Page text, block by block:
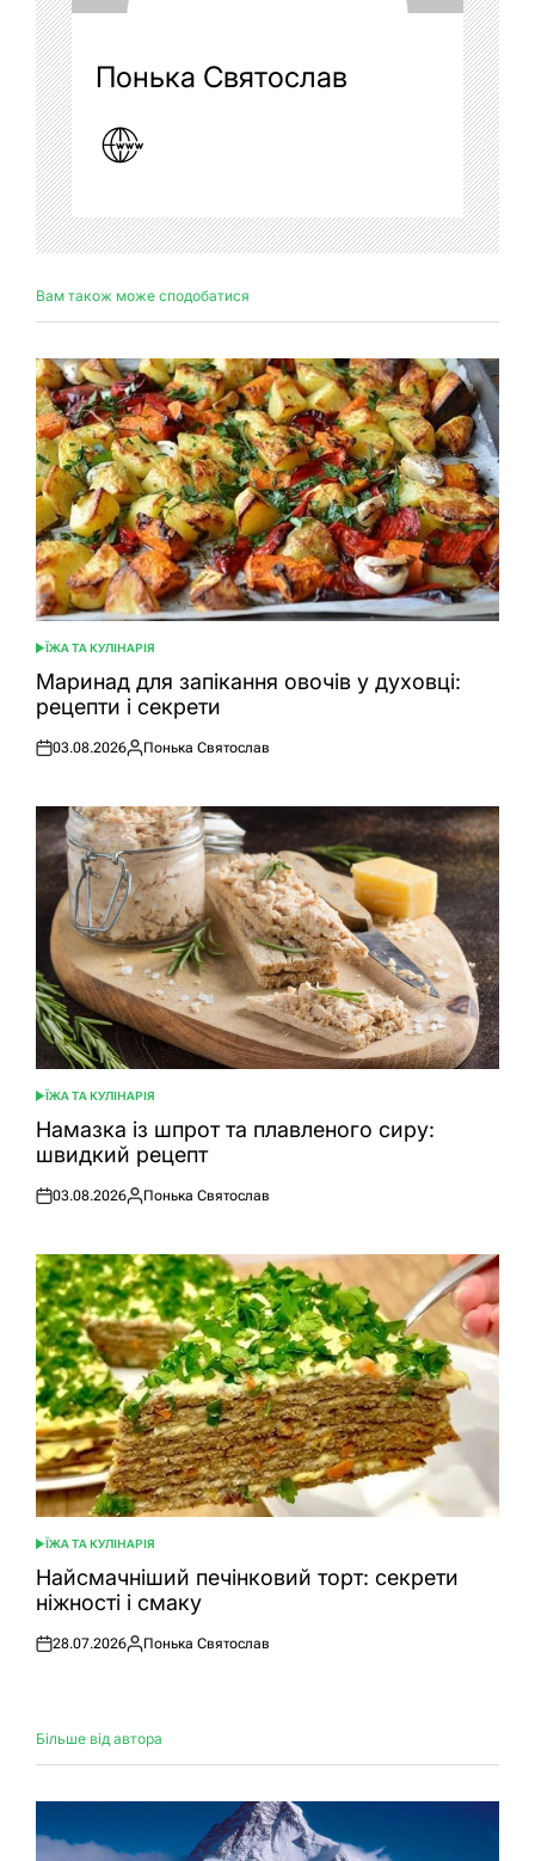
Понька Святослав
Вам також може сподобатися
ОПУБЛІКУВАТИ
У
ЇЖА ТА КУЛІНАРІЯ
Маринад для запікання овочів у духовці:
рецепти і секрети
Оприлюднено
03.08.2026
Опубліковано
Понька Святослав
ОПУБЛІКУВАТИ
У
ЇЖА ТА КУЛІНАРІЯ
Намазка із шпрот та плавленого сиру:
швидкий рецепт
Оприлюднено
03.08.2026
Опубліковано
Понька Святослав
ОПУБЛІКУВАТИ
У
ЇЖА ТА КУЛІНАРІЯ
Найсмачніший печінковий торт: секрети
ніжності і смаку
Оприлюднено
28.07.2026
Опубліковано
Понька Святослав
Більше від автора